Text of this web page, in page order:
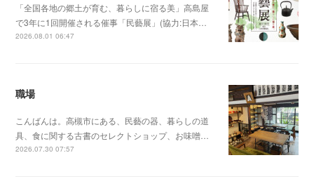
「全国各地の郷土が育む、暮らしに宿る美」高島屋
で3年に1回開催される催事「民藝展」(協力:日本…
2026.08.01 06:47
職場
こんばんは。高槻市にある、民藝の器、暮らしの道
具、食に関する古書のセレクトショップ、お味噌…
2026.07.30 07:57